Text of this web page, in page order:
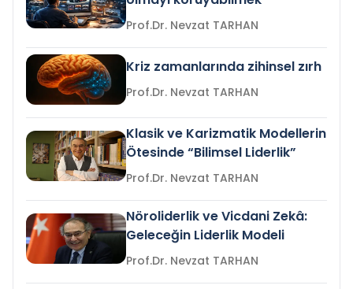
Prof.Dr. Nevzat TARHAN
Kriz zamanlarında zihinsel zırh
Prof.Dr. Nevzat TARHAN
Klasik ve Karizmatik Modellerin
Ötesinde “Bilimsel Liderlik”
Prof.Dr. Nevzat TARHAN
Nöroliderlik ve Vicdani Zekâ:
Geleceğin Liderlik Modeli
Prof.Dr. Nevzat TARHAN